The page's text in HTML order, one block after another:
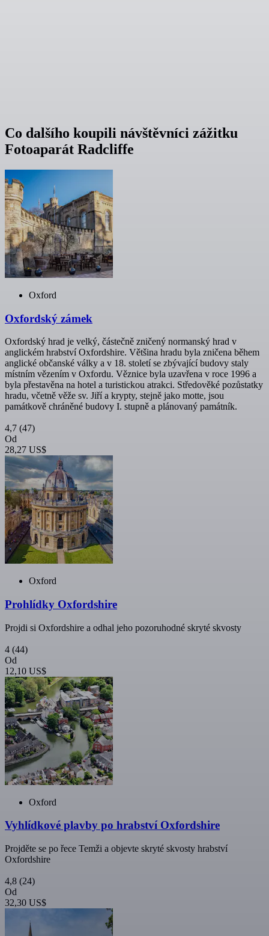
Co dalšího koupili návštěvníci zážitku
Fotoaparát Radcliffe
Oxford
Oxfordský zámek
Oxfordský hrad je velký, částečně zničený normanský hrad v
anglickém hrabství Oxfordshire. Většina hradu byla zničena během
anglické občanské války a v 18. století se zbývající budovy staly
místním vězením v Oxfordu. Věznice byla uzavřena v roce 1996 a
byla přestavěna na hotel a turistickou atrakci. Středověké pozůstatky
hradu, včetně věže sv. Jiří a krypty, stejně jako motte, jsou
památkově chráněné budovy I. stupně a plánovaný památník.
4,7 (47)
Od
28,27 US$
Oxford
Prohlídky Oxfordshire
Projdi si Oxfordshire a odhal jeho pozoruhodné skryté skvosty
4 (44)
Od
12,10 US$
Oxford
Vyhlídkové plavby po hrabství Oxfordshire
Projděte se po řece Temži a objevte skryté skvosty hrabství
Oxfordshire
4,8 (24)
Od
32,30 US$